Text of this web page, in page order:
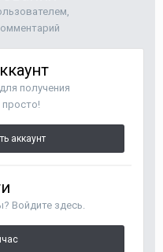
получения
просто!
аккаунт
Войдите здесь.